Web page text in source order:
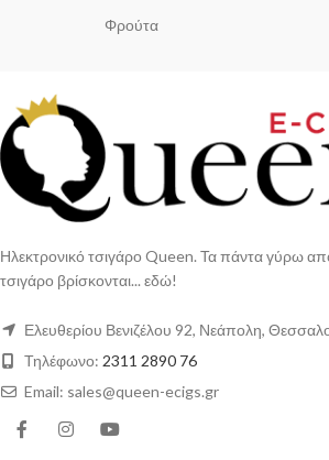
Φρούτα
Ηλεκτρονικό τσιγάρο Queen. Τα πάντα γύρω
τσιγάρο βρίσκονται... εδώ!
Ελευθερίου Βενιζέλου 92, Νεάπολη,
Τηλέφωνο: 2311 2890 76
Email: sales@queen-ecigs.gr